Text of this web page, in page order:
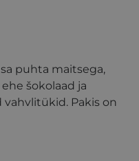
puhta maitsega,
šokolaad ja
Pakis on